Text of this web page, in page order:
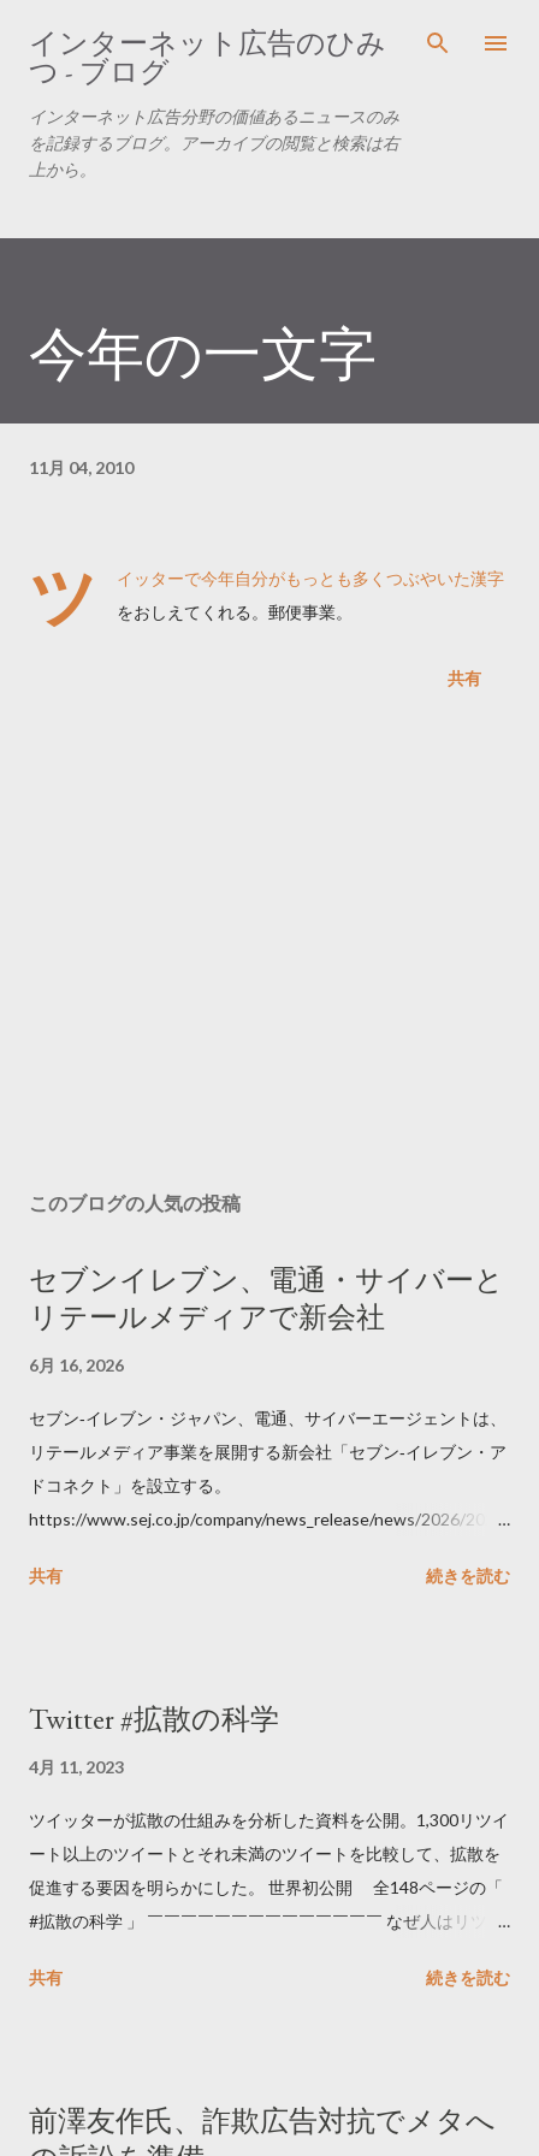
スキップしてメイン コンテンツに移動
インターネット広告のひみ
つ - ブログ
インターネット広告分野の価値あるニュースのみ
を記録するブログ。アーカイブの閲覧と検索は右
上から。
今年の一文字
11月 04, 2010
ツ
イッターで今年自分がもっとも多くつぶやいた漢字
をおしえてくれる。郵便事業。
共有
このブログの人気の投稿
セブンイレブン、電通・サイバーと
リテールメディアで新会社
6月 16, 2026
セブン‐イレブン・ジャパン、電通、サイバーエージェントは、
リテールメディア事業を展開する新会社「セブン‐イレブン・ア
ドコネクト」を設立する。
https://www.sej.co.jp/company/news_release/news/2026/2026
共有
続きを読む
Twitter #拡散の科学
4月 11, 2023
ツイッターが拡散の仕組みを分析した資料を公開。1,300リツイ
ート以上のツイートとそれ未満のツイートを比較して、拡散を
促進する要因を明らかにした。 世界初公開 全148ページの「
#拡散の科学 」 ￣￣￣￣￣￣￣￣￣￣￣￣￣￣ なぜ人はリツイ
学しました。 ー バズの目安は1300リツイート ー 人は16の熱量
トするのか？ https://marketing.twitter.com/ja/insights/kakusan
共有 続きを読む
前澤友作氏、詐欺広告対抗でメタへ